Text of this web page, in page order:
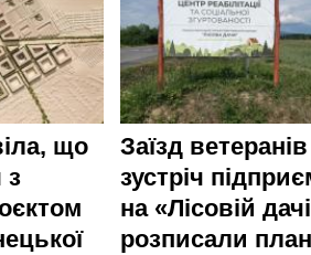
що
з
Заїзд
зустріч
на «Лісовій
розписали план